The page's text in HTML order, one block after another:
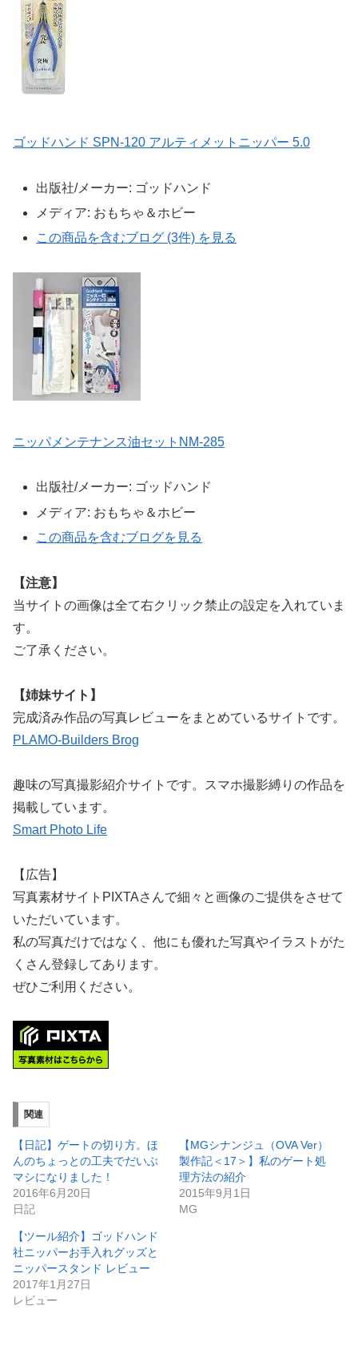
ゴッドハンド SPN-120 アルティメットニッパー 5.0
出版社/メーカー: ゴッドハンド
メディア: おもちゃ＆ホビー
この商品を含むブログ (3件) を見る
ニッパメンテナンス油セットNM-285
出版社/メーカー: ゴッドハンド
メディア: おもちゃ＆ホビー
この商品を含むブログを見る
【注意】
当サイトの画像は全て右クリック禁止の設定を入れていま
す。
ご了承ください。
【姉妹サイト】
完成済み作品の写真レビューをまとめているサイトです。
PLAMO-Builders Brog
趣味の写真撮影紹介サイトです。スマホ撮影縛りの作品を
掲載しています。
Smart Photo Life
【広告】
写真素材サイトPIXTAさんで細々と画像のご提供をさせて
いただいています。
私の写真だけではなく、他にも優れた写真やイラストがた
くさん登録してあります。
ぜひご利用ください。
関連
【日記】ゲートの切り方。ほ
んのちょっとの工夫でだいぶ
マシになりました！
2016年6月20日
日記
【MGシナンジュ（OVA Ver）
製作記＜17＞】私のゲート処
理方法の紹介
2015年9月1日
MG
【ツール紹介】ゴッドハンド
社ニッパーお手入れグッズと
ニッパースタンド レビュー
2017年1月27日
レビュー